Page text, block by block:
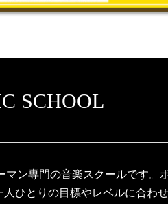
SCHOOL
ン専門の音楽スクールです
ひとりの目標やレベルに合わ